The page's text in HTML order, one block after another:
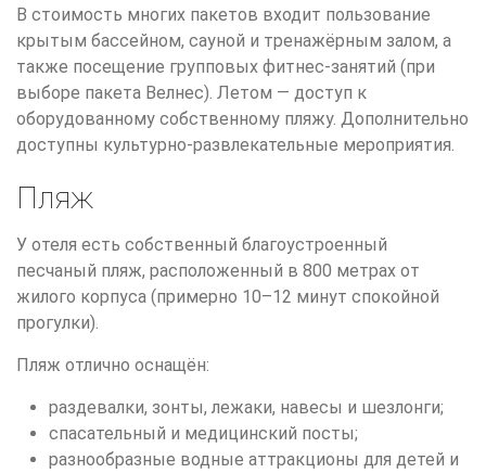
В стоимость многих пакетов входит пользование
крытым бассейном, сауной и тренажёрным залом, а
также посещение групповых фитнес-занятий (при
выборе пакета Велнес). Летом — доступ к
оборудованному собственному пляжу. Дополнительно
доступны культурно-развлекательные мероприятия.
Пляж
У отеля есть собственный благоустроенный
песчаный пляж, расположенный в 800 метрах от
жилого корпуса (примерно 10–12 минут спокойной
прогулки).
Пляж отлично оснащён:
раздевалки, зонты, лежаки, навесы и шезлонги;
спасательный и медицинский посты;
разнообразные водные аттракционы для детей и